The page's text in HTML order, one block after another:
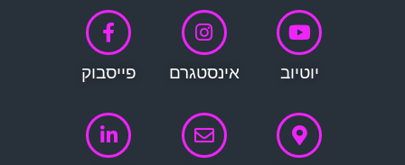
יוטיוב אינסטגרם פייסבוק